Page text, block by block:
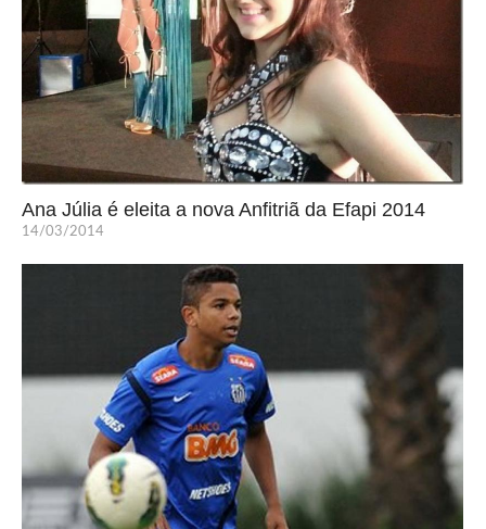
Ana Júlia é eleita a nova Anfitriã da Efapi 2014
14/03/2014